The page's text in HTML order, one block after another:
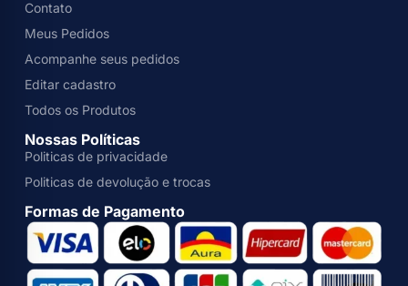
Contato
Meus Pedidos
Acompanhe seus pedidos
Editar cadastro
Todos os Produtos
Nossas Políticas
Politicas de privacidade
Politicas de devolução e trocas
Formas de Pagamento